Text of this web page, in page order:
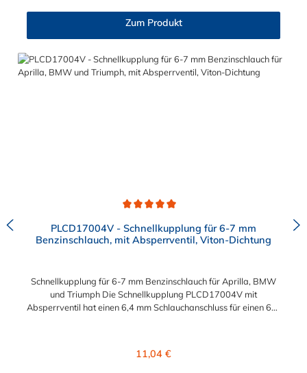
Zum Produkt
PLCD17004V - Schnellkupplung für 6-7 mm
Benzinschlauch, mit Absperrventil, Viton-Dichtung
Schnellkupplung für 6-7 mm Benzinschlauch für Aprilla, BMW
und Triumph Die Schnellkupplung PLCD17004V mit
Absperrventil hat einen 6,4 mm Schlauchanschluss für einen 6-7
und viele weitere Motorradmodelle: APRILLA - Capo Nord
Regulärer Preis:
11,04 €